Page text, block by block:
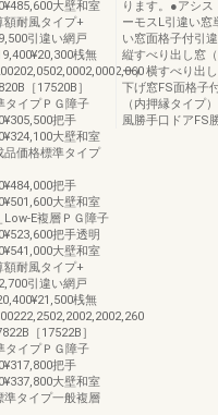
大壁和室
額耐風タイプ+
引違い網戸
桟無
［17520B］
タイプＰＧ障子
把手
大壁和室
品価格標準タイプ
把手
大壁和室
Low-E複層ＰＧ障子
把手透明
大壁和室
額耐風タイプ+
引違い網戸
桟無
［17522B］
タイプＰＧ障子
把手
大壁和室
準タイプ一般複層
ります。●アシス
ーモスL引違い窓
い窓面格子付引
縦すべり出し窓
ー）横すべり出
下げ窓FS面格子
（内押縁タイプ
風勝手口ドアFS